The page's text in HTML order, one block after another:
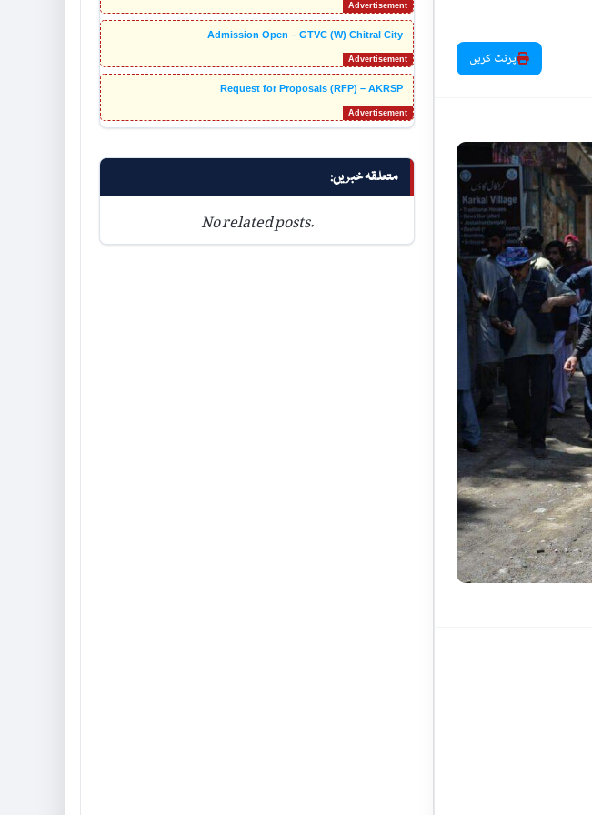
Admission Open – GTVC (W) Chitral City
Request for Proposals (RFP) – AKRSP
متعلقہ خبریں:
No related posts.
پرنٹ کریں